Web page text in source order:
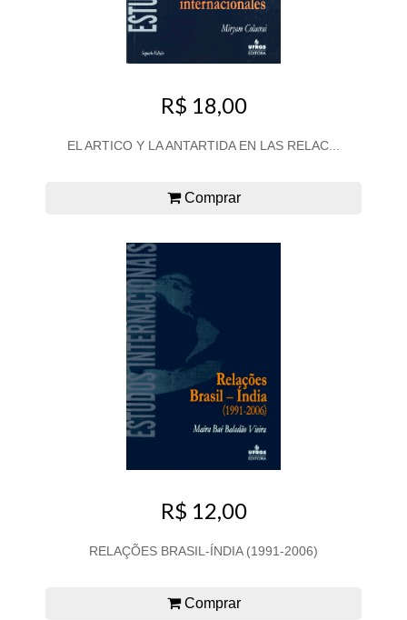
R$ 18,00
EL ARTICO Y LA ANTARTIDA EN LAS RELAC...
Comprar
R$ 12,00
RELAÇÕES BRASIL-ÍNDIA (1991-2006)
Comprar